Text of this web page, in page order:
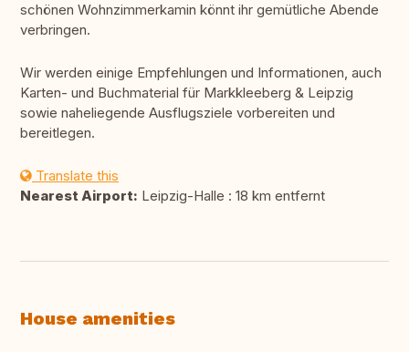
schönen Wohnzimmerkamin könnt ihr gemütliche Abende
verbringen.
Wir werden einige Empfehlungen und Informationen, auch
Karten- und Buchmaterial für Markkleeberg & Leipzig
sowie naheliegende Ausflugsziele vorbereiten und
bereitlegen.
Translate this
Nearest Airport: Leipzig-Halle : 18 km entfernt
House amenities